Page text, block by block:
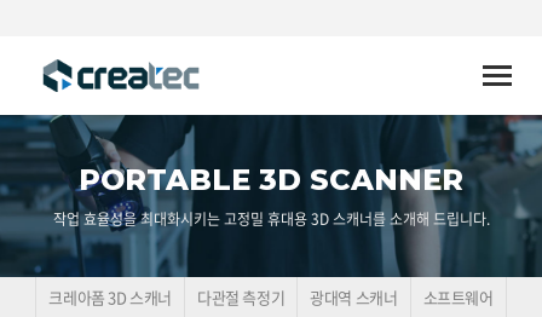
Toggle
PORTABLE 3D SCANNER
작업 효율성을 최대화시키는 고정밀 휴대용 3D 스캐너를 소개해 드립니다.
크레아폼 3D 스캐너 다관절 측정기 광대역 스캐너 소프트웨어